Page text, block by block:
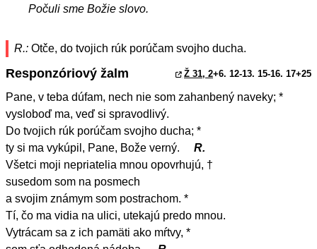
Počuli sme Božie slovo.
R.: Otče, do tvojich rúk porúčam svojho ducha.
Responzóriový žalm Ž 31, 2+6. 12-13. 15-16. 17+25
Pane, v teba dúfam, nech nie som zahanbený naveky; *
vysloboď ma, veď si spravodlivý.
Do tvojich rúk porúčam svojho ducha; *
ty si ma vykúpil, Pane, Bože verný.
R.
Všetci moji nepriatelia mnou opovrhujú, †
susedom som na posmech
a svojim známym som postrachom. *
Tí, čo ma vidia na ulici, utekajú predo mnou.
Vytrácam sa z ich pamäti ako mŕtvy, *